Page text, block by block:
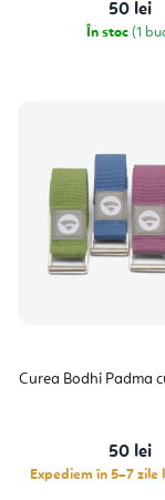
50 lei
În stoc (1
Curea Bodhi Padma
50 lei
Expediem în 5–7 zile